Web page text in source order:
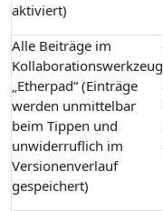
aktiviert)
Alle Beiträge im
Kollaborationswerkzeug
„Etherpad“ (Einträge
werden unmittelbar
beim Tippen und
unwiderruflich im
Versionenverlauf
gespeichert)